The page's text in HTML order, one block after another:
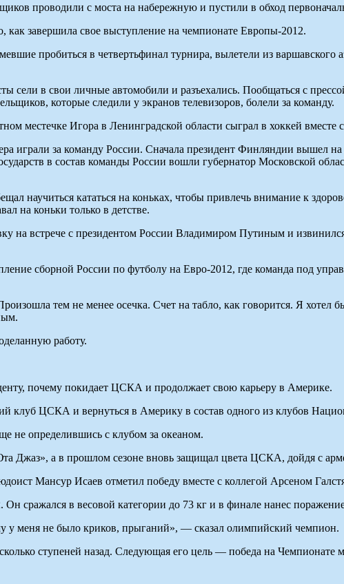
проводили с моста на набережную и пустили в обход
как завершила свое выступление на чемпионате Европы-2012.
пробиться в четвертьфинал турнира, вылетели из
сели в свои личные автомобили и разъехались. Пообщаться с
которые следили у экранов телевизоров, болели за команду.
местечке Игора в Ленинградской области сыграл в хоккей
играли за команду России. Сначала президент Финляндии вышел на
в состав команды России вошли губернатор Московской
научиться кататься на коньках, чтобы привлечь внимание к
на коньки только в детстве.
на встрече с президентом России Владимиром Путиным и
сборной России по футболу на Евро-2012, где команда под
тем не менее осечка. Счет на табло, как говорится. Я хотел
работу.
почему покидает ЦСКА и продолжает свою карьеру в Америке.
клуб ЦСКА и вернуться в Америку в состав одного из клубов
не определившись с клубом за океаном.
Джаз», а в прошлом сезоне вновь защищал цвета ЦСКА, дойдя с
Мансур Исаев отметил победу вместе с коллегой Арсеном
сражался в весовой категории до 73 кг и в финале нанес
у меня не было криков, прыганий», — сказал олимпийский чемпион.
ступеней назад. Следующая его цель — победа на Чемпионате